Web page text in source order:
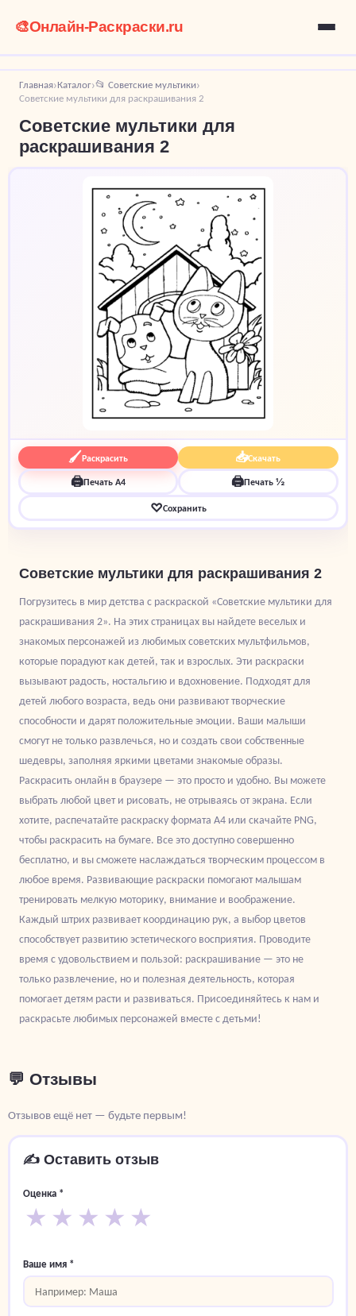
🎨Онлайн-Раскраски.ru
Главная›Каталог›📂 Советские мультики›
Советские мультики для раскрашивания 2
Советские мультики для
раскрашивания 2
🖌Раскрасить 📥Скачать
🖨Печать A4 🖨Печать ½
♡Сохранить
Советские мультики для раскрашивания 2
Погрузитесь в мир детства с раскраской «Советские мультики для
раскрашивания 2». На этих страницах вы найдете веселых и
знакомых персонажей из любимых советских мультфильмов,
которые порадуют как детей, так и взрослых. Эти раскраски
вызывают радость, ностальгию и вдохновение. Подходят для
детей любого возраста, ведь они развивают творческие
способности и дарят положительные эмоции. Ваши малыши
смогут не только развлечься, но и создать свои собственные
шедевры, заполняя яркими цветами знакомые образы.
Раскрасить онлайн в браузере — это просто и удобно. Вы можете
выбрать любой цвет и рисовать, не отрываясь от экрана. Если
хотите, распечатайте раскраску формата А4 или скачайте PNG,
чтобы раскрасить на бумаге. Все это доступно совершенно
бесплатно, и вы сможете наслаждаться творческим процессом в
любое время. Развивающие раскраски помогают малышам
тренировать мелкую моторику, внимание и воображение.
Каждый штрих развивает координацию рук, а выбор цветов
способствует развитию эстетического восприятия. Проводите
время с удовольствием и пользой: раскрашивание — это не
только развлечение, но и полезная деятельность, которая
помогает детям расти и развиваться. Присоединяйтесь к нам и
раскрасьте любимых персонажей вместе с детьми!
💬 Отзывы
Отзывов ещё нет — будьте первым!
✍️ Оставить отзыв
Оценка *
★ ★ ★ ★ ★
Ваше имя *